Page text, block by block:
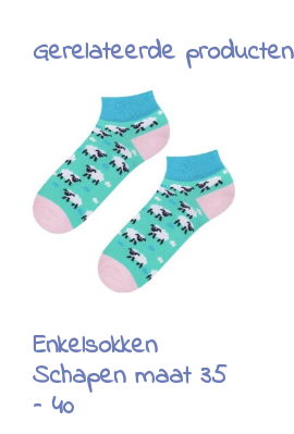
Gerelateerde producten
Enkelsokken
Schapen maat 35
– 40